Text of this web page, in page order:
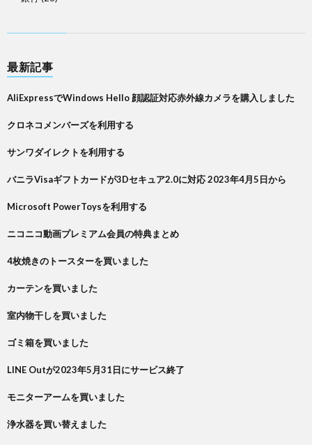
最新記事
AliExpressでWindows Hello 顔認証対応赤外線カメラを購入しました
クロネコメンバーズを利用する
サンワダイレクトを利用する
バニラVisaギフトカードが3Dセキュア2.0に対応 2023年4月5日から
Microsoft PowerToysを利用する
ニコニコ動画プレミアム会員の特典まとめ
4枚焼きのトースターを買いました
カーテンを買いました
室内物干しを買いました
ゴミ箱を買いました
LINE Outが2023年5月31日にサービス終了
モニターアームを買いました
浄水器を買い替えました